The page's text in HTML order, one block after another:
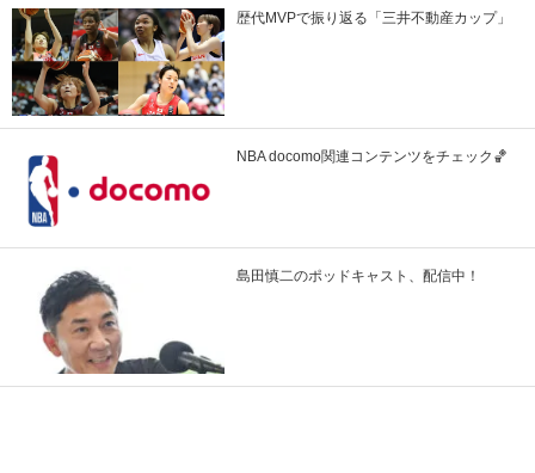
歴代MVPで振り返る「三井不動産カップ」
NBA docomo関連コンテンツをチェック🏀
島田慎二のポッドキャスト、配信中！